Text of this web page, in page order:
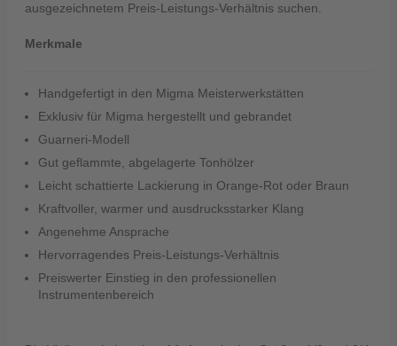
ausgezeichnetem Preis-Leistungs-Verhältnis suchen.
Merkmale
Handgefertigt in den Migma Meisterwerkstätten
Exklusiv für Migma hergestellt und gebrandet
Guarneri-Modell
Gut geflammte, abgelagerte Tonhölzer
Leicht schattierte Lackierung in Orange-Rot oder Braun
Kraftvoller, warmer und ausdrucksstarker Klang
Angenehme Ansprache
Hervorragendes Preis-Leistungs-Verhältnis
Preiswerter Einstieg in den professionellen
Instrumentenbereich